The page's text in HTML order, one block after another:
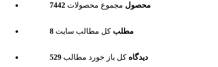
7442 محصول مجموع محصولات
8 مطلب کل مطالب سایت
529 دیدگاه کل باز خورد مطالب